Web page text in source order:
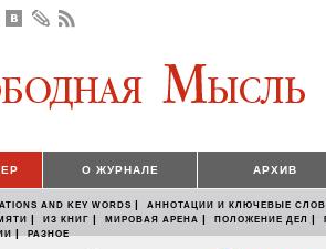
О ЖУРНАЛЕ АРХИВ
AND KEY WORDS | АННОТАЦИИ И КЛЮЧЕВЫЕ
| ИЗ КНИГ | МИРОВАЯ АРЕНА | ПОЛОЖЕНИЕ ДЕЛ |
| РАЗНОЕ